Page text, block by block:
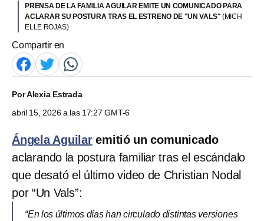
PRENSA DE LA FAMILIA AGUILAR EMITE UN COMUNICADO PARA
ACLARAR SU POSTURA TRAS EL ESTRENO DE "UN VALS" (MICH
ELLE ROJAS)
Compartir en
PorAlexia Estrada
abril 15, 2026 a las 17:27 GMT-6
Ángela Aguilaremitió un comunicado
aclarando la postura familiar tras el escándalo
que desató el último video de Christian Nodal
por “Un Vals”:
“En los últimos días han circulado distintas versiones